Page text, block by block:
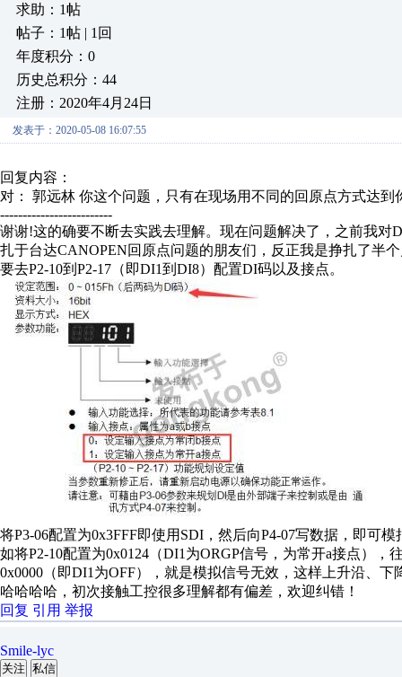
求助：1帖
帖子：1帖 | 1回
年度积分：0
历史总积分：44
注册：2020年4月24日
发表于：2020-05-08 16:07:55
回复内容：
对： 郭远林 你这个问题，只有在现场用不同的回原点方式达到
-------------------------
谢谢!这的确要不断去实践去理解。现在问题解决了，之前我
扎于台达CANOPEN回原点问题的朋友们，反正我是挣扎了半
要去P2-10到P2-17（即DI1到DI8）配置DI码以及接点。
将P3-06配置为0x3FFF即使用SDI，然后向P4-07写数据，即可模
如将P2-10配置为0x0124（DI1为ORGP信号，为常开a接点），
0x0000（即DI1为OFF），就是模拟信号无效，这样上升沿、下
哈哈哈哈，初次接触工控很多理解都有偏差，欢迎纠错！
回复 引用 举报
Smile-lyc
关注 私信